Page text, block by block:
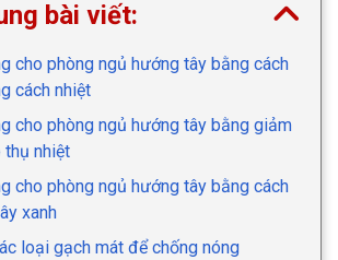
bài viết:
cho phòng ngủ hướng tây bằng cách
cách nhiệt
cho phòng ngủ hướng tây bằng giảm
thụ nhiệt
cho phòng ngủ hướng tây bằng cách
xanh
loại gạch mát để chống nóng